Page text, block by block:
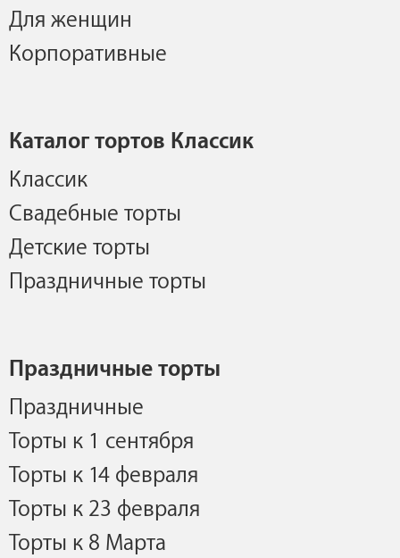
Для женщин
Корпоративные
Каталог тортов Классик
Классик
Свадебные торты
Детские торты
Праздничные торты
Праздничные торты
Праздничные
Торты к 1 сентября
Торты к 14 февраля
Торты к 23 февраля
Торты к 8 Марта